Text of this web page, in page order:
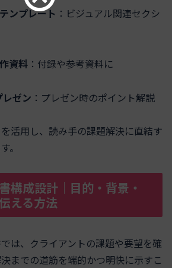
ンプレート ：ビジュアル関連セクシ
資料 ：付録や参考資料に
ゼン ：プレゼン時のポイント解説
活用し、読み手の課題解決に直結す
。
構成設計｜目的・背景・
える方法
は、クライアントの課題や要望を確
までの道筋を端的かつ明快に示すこ